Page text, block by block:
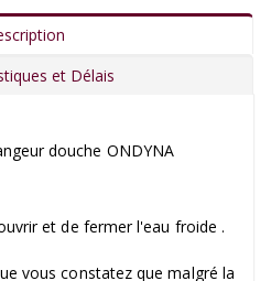
et Délais
douche ONDYNA
et de fermer l'eau froide .
vous constatez que malgré la